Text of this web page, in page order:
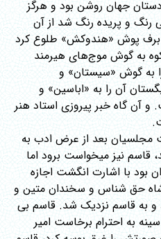
جهان روشن بود و هرگز
رنگ و پریده رنگ شد از آن
برف پوش «هندوکش» طلوع کرد
به گوش موج‌های هیرمند
به گوش «سیستان» و
آن را به «اباسین» و
آن گاه خبر پیروزی استاد هنر
مجلسیان بعد از عرض ادب به
نیز میخواست برود اما
بود با اشارت انگشت اجازه
حق شناس و سخندان متین و
و به قاسم نزدیک شد. قاسم بی
به احترام برخاست امیر